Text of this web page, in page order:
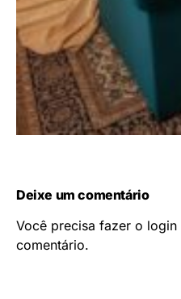
Deixe um comentário
Você precisa fazer o login
comentário.